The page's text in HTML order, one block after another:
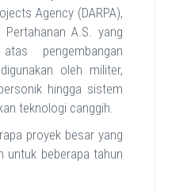
Agency (DARPA),
A.S. yang
pengembangan
oleh militer,
hingga sistem
teknologi canggih.
proyek besar yang
untuk beberapa tahun